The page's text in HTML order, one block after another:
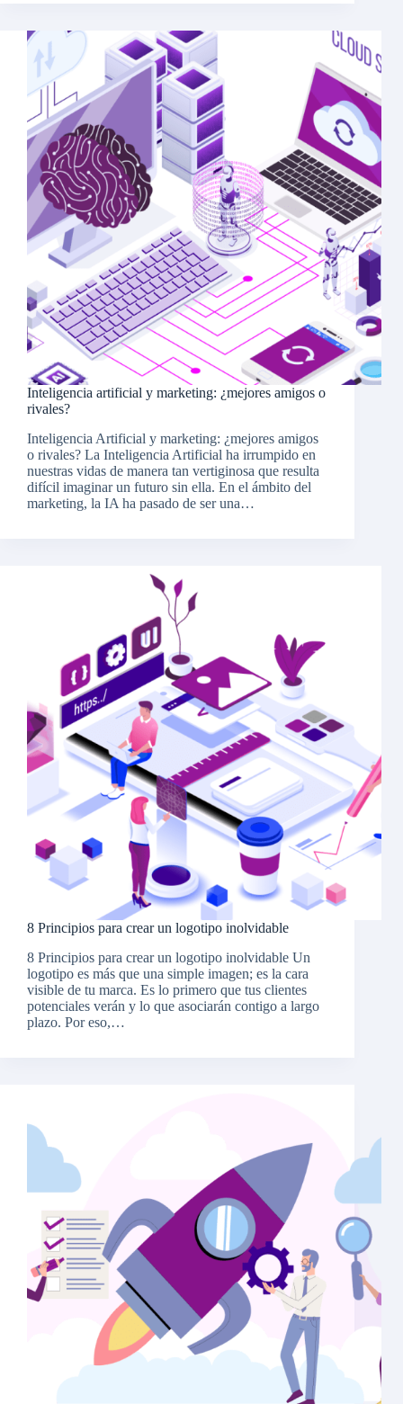
Inteligencia artificial y marketing: ¿mejores amigos o
rivales?
Inteligencia Artificial y marketing: ¿mejores amigos
o rivales? La Inteligencia Artificial ha irrumpido en
nuestras vidas de manera tan vertiginosa que resulta
difícil imaginar un futuro sin ella. En el ámbito del
marketing, la IA ha pasado de ser una…
8 Principios para crear un logotipo inolvidable
8 Principios para crear un logotipo inolvidable Un
logotipo es más que una simple imagen; es la cara
visible de tu marca. Es lo primero que tus clientes
potenciales verán y lo que asociarán contigo a largo
plazo. Por eso,…